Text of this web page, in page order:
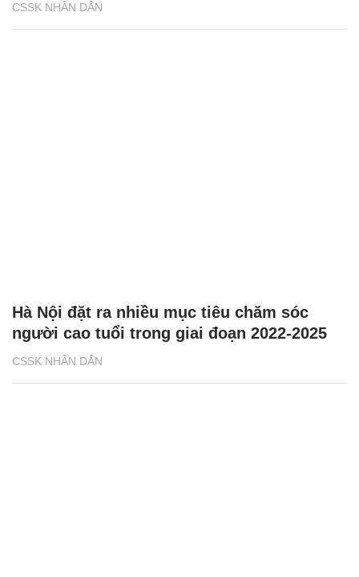
CSSK NHÂN DÂN
CSSK NHÂN DÂN
Hà Nội đặt ra nhiều mục tiêu chăm sóc
người cao tuổi trong giai đoạn 2022-2025